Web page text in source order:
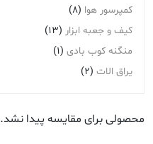
کمپرسور هوا (8)
کیف و جعبه ابزار (13)
منگنه کوب بادی (1)
یراق الات (2)
محصولی برای مقایسه پیدا نشد.